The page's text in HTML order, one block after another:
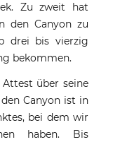
Zu zweit hat
den Canyon zu
drei bis vierzig
bekommen.
über seine
Canyon ist in
bei dem wir
haben. Bis